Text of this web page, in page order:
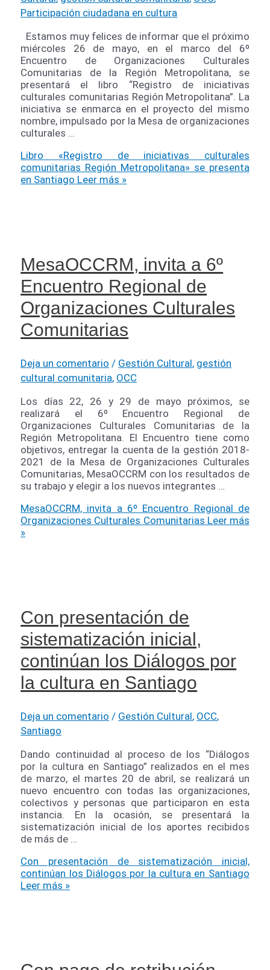
Participación ciudadana en cultura
Estamos muy felices de informar que el próximo
miércoles 26 de mayo, en el marco del 6º
Encuentro de Organizaciones Culturales
Comunitarias de la Región Metropolitana, se
presentará el libro “Registro de iniciativas
culturales comunitarias Región Metropolitana”. La
iniciativa se enmarca en el proyecto del mismo
nombre, impulsado por la Mesa de organizaciones
culturales …
Libro «Registro de iniciativas culturales
comunitarias Región Metropolitana» se presenta
en Santiago Leer más »
MesaOCCRM, invita a 6º
Encuentro Regional de
Organizaciones Culturales
Comunitarias
Deja un comentario / Gestión Cultural, gestión
cultural comunitaria, OCC
Los días 22, 26 y 29 de mayo próximos, se
realizará el 6º Encuentro Regional de
Organizaciones Culturales Comunitarias de la
Región Metropolitana. El Encuentro tiene como
objetivos, entregar la cuenta de la gestión 2018-
2021 de la Mesa de Organizaciones Culturales
Comunitarias, MesaOCCRM con los resultados de
su trabajo y elegir a los nuevos integrantes …
MesaOCCRM, invita a 6º Encuentro Regional de
Organizaciones Culturales Comunitarias Leer más
»
Con presentación de
sistematización inicial,
continúan los Diálogos por
la cultura en Santiago
Deja un comentario / Gestión Cultural, OCC,
Santiago
Dando continuidad al proceso de los “Diálogos
por la cultura en Santiago” realizados en el mes
de marzo, el martes 20 de abril, se realizará un
nuevo encuentro con todas las organizaciones,
colectivos y personas que participaron en esta
instancia. En la ocasión, se presentará la
sistematización inicial de los aportes recibidos
de más de …
Con presentación de sistematización inicial,
continúan los Diálogos por la cultura en Santiago
Leer más »